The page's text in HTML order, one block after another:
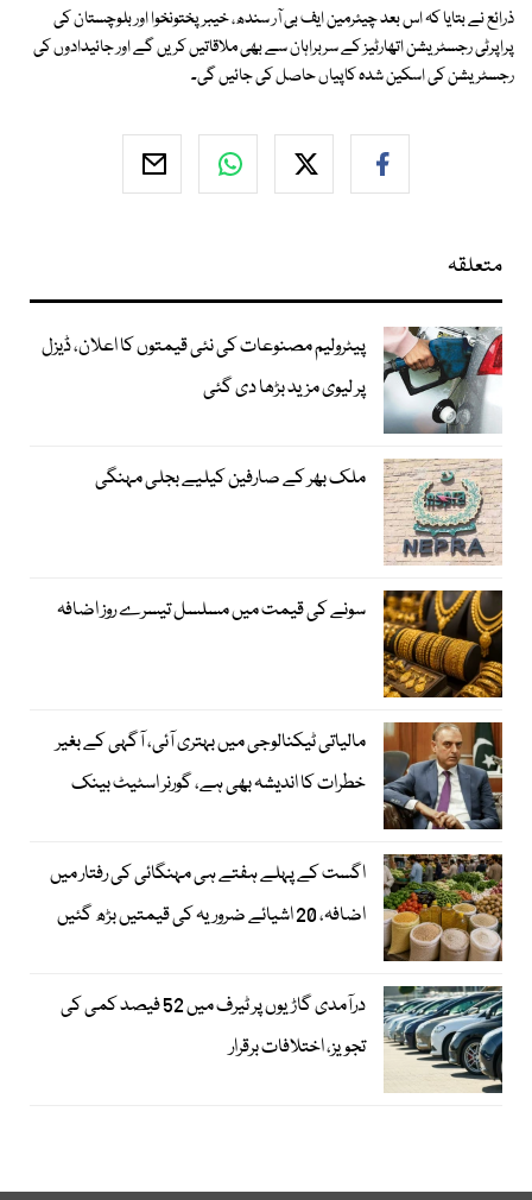
ذرائع نے بتایا کہ اس بعد چیئرمین ایف بی آر سندھ، خیبر پختونخوا اور بلوچستان کی
پراپرٹی رجسٹریشن اتھارٹیز کے سربراہان سے بھی ملاقاتیں کریں گے اور جائیدادوں کی
رجسٹریشن کی اسکین شدہ کاپیاں حاصل کی جائیں گی۔
متعلقہ
پیٹرولیم مصنوعات کی نئی قیمتوں کا اعلان، ڈیزل
پر لیوی مزید بڑھا دی گئی
ملک بھر کے صارفین کیلیے بجلی مہنگی
سونے کی قیمت میں مسلسل تیسرے روز اضافہ
مالیاتی ٹیکنالوجی میں بہتری آئی، آگہی کے بغیر
خطرات کا اندیشہ بھی ہے، گورنر اسٹیٹ بینک
اگست کے پہلے ہفتے ہی مہنگائی کی رفتار میں
اضافہ، 20 اشیائے ضروریہ کی قیمتیں بڑھ گئیں
درآمدی گاڑیوں پر ٹیرف میں 52 فیصد کمی کی
تجویز، اختلافات برقرار